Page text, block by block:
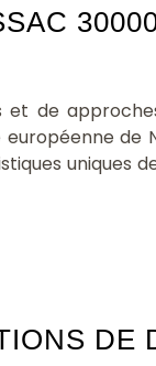
de
de
uniques